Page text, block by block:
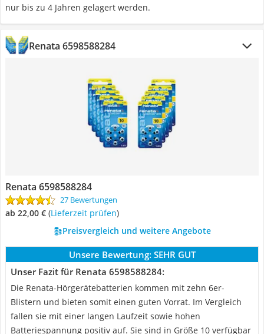
nur bis zu 4 Jahren gelagert werden.
Renata 6598588284
Renata 6598588284
27 Bewertungen
ab 22,00 € (Lieferzeit prüfen)
Preisvergleich und weitere Angebote
Unsere Bewertung: SEHR GUT
Unser Fazit für Renata 6598588284:
Die Renata-Hörgerätebatterien kommen mit zehn 6er-
Blistern und bieten somit einen guten Vorrat. Im Vergleich
fallen sie mit einer langen Laufzeit sowie hohen
Batteriespannung positiv auf. Sie sind in Größe 10 verfügbar